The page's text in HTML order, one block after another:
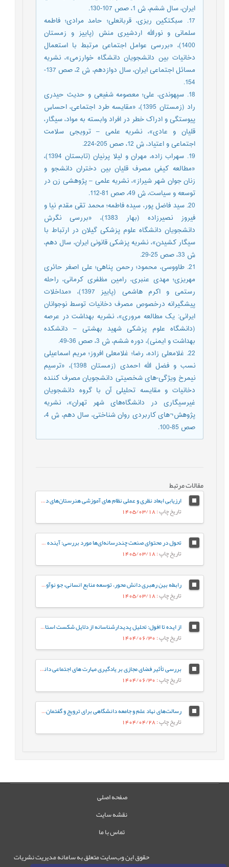
ایران، سال ششم، ش 1، صص 107-130.
17. سبکتکین ریزی، قربانعلی؛ حامد مرادی؛ فاطمه
سلمانی و نورالله اردشیری منش (پاییز و زمستان
1400)، «بررسی عوامل اجتماعی مرتبط با استعمال
دخانیات بین دانشجویان دانشگاه خوارزمی»، نشریه
مسائل اجتماعی ایران، سال دوازدهم، ش 2، صص 137-
154.
18. سپهوندی، علی؛ معصومه شفیعی و حدیث حیدری
راد (زمستان 1395)، «مقایسه طرد اجتماعی، احساس
پیوستگی و ادراک خطر در افراد وابسته به مواد، سیگار،
قلیان و عادی»، نشریه علمی – ترویجی سلامت
اجتماعی و اعتیاد، ش 12، صص 205-224.
19. سهراب زاده، مهران و لیلا پرنیان (تابستان 1394)،
«مطالعه کیفی مصرف قلیان بین دختران دانشجو و
زنان جوان شهر شیراز»، نشریه علمی – پژوهشی زن در
توسعه و سیاست، ش 49، صص 81-112.
20. سید فاضل پور، سیده فاطمه؛ محمد تقی مقدم نیا و
فیروز نصیرزاده (بهار 1383)، «بررسی نگرش
دانشجویان دانشگاه علوم پزشکی گیلان در ارتباط با
سیگار کشیدن»، نشریه پزشکی قانونی ایران، سال دهم،
ش 33، صص 25-29.
21. طاووسی، محمود؛ رحمن پناهی؛ علی اصغر حائری
مهریزی؛ مهدی عنبری، رامین مظفری کرمانی، راحله
رستمی و اکرم هاشمی (پاییز 1397)، «مداخلات
پیشگیرانه درخصوص مصرف دخانیات توسط نوجوانان
ایرانی: یک مطالعه مروری»، نشریه بهداشت در عرصه
(دانشگاه علوم پزشکی شهید بهشتی – دانشکده
بهداشت و ایمنی)، دوره ششم، ش 3، صص 36-49.
22. غلامعلی زاده، رضا؛ غلامعلی افروز؛ مریم اسماعیلی
نسب و فضل الله احمدی (زمستان 1398)، «ترسیم
نیمرخ ویژگی-های شخصیتی دانشجویان مصرف کننده
دخانیات و مقایسه تحلیلی آن با گروه دانشجویان
غیرسیگاری در دانشگاه‌های شهر تهران»، نشریه
پژوهش¬های کاربردی روان شناختی، سال دهم، ش 4،
صص 85-100.
مقالات مرتبط
ارزیابی ابعاد نظری و عملی نظام های آموزشی هنرستان‌های دخترانه فنی و حرفه‌ای
تاریخ چاپ: 1405/03/18
تحول در محتوای صنعت چندرسانه‌ای‌ها مورد بررسی: آینده‌ ژانر برنامه‌های تلویزیون ایران در افق 1410
تاریخ چاپ: 1405/03/18
رابطه بین رهبری دانش محور، توسعه منابع انسانی، جو نوآوری و رفتار کاری خلاقانه با مزیت رقابتی پایدار با نقش میانجی نواوری سازمانی
تاریخ چاپ: 1405/03/18
از ایده تا افول: تحلیل پدیدارشناسانه از دلایل شکست استارت‌آپ‌های ایرانی
تاریخ چاپ: 1404/06/30
بررسی تأثیر فضای مجازی بر یادگیری مهارت های اجتماعی دانش آموزان از دیدگاه معلمان (مطالعه موردی: شهرستان هامون)
تاریخ چاپ: 1404/06/30
رسالت‌های نهاد علم و جامعه دانشگاهی برای ترویج و گفتمان‌سازی الگوی پیشرفت
تاریخ چاپ: 1404/04/28
صفحه اصلی
نقشه سایت
تماس با ما
حقوق این وب‌سایت متعلق به سامانه مدیریت نشریات